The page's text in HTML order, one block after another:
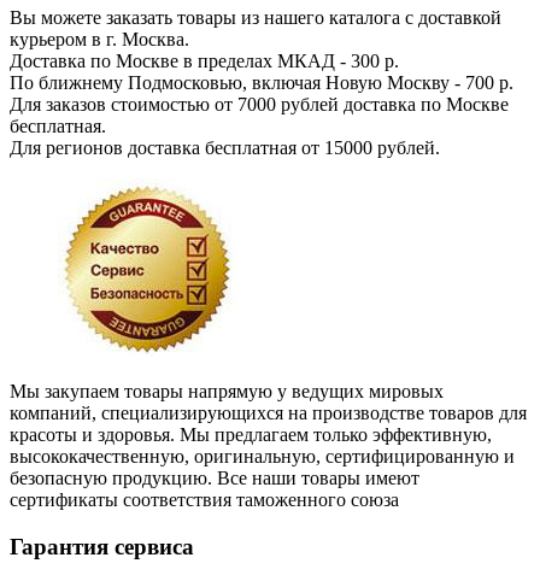
Вы можете заказать товары из нашего каталога с доставкой
курьером в г. Москва.
Доставка по Москве в пределах МКАД - 300 р.
По ближнему Подмосковью, включая Новую Москву - 700 р.
Для заказов стоимостью от 7000 рублей доставка по Москве
бесплатная.
Для регионов доставка бесплатная от 15000 рублей.
Мы закупаем товары напрямую у ведущих мировых
компаний, специализирующихся на производстве товаров для
красоты и здоровья. Мы предлагаем только эффективную,
высококачественную, оригинальную, сертифицированную и
безопасную продукцию. Все наши товары имеют
сертификаты соответствия таможенного союза
Гарантия сервиса